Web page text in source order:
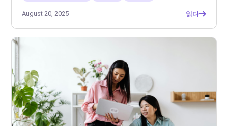
August 20, 2025 읽다